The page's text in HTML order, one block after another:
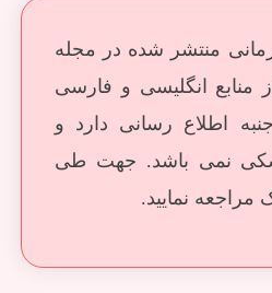
منتشر شده در مجله
منابع انگلیسی و فارسی
اطلاع رسانی دارد و
نمی باشد. جهت طی
مراجعه نمایید.